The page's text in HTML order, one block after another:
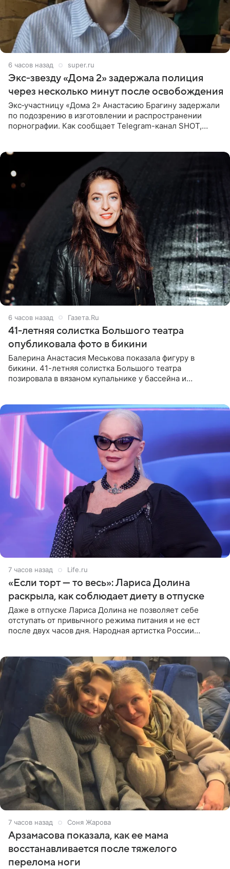
6 часов назад super.ru
Экс‑звезду «Дома 2» задержала полиция
через несколько минут после освобождения
Экс‑участницу «Дома 2» Анастасию Брагину задержали
по подозрению в изготовлении и распространении
порнографии. Как сообщает Telegram-канал SHOT,
6 часов назад Газета.Ru
41-летняя солистка Большого театра
опубликовала фото в бикини
Балерина Анастасия Меськова показала фигуру в
бикини. 41-летняя солистка Большого театра
позировала в вязаном купальнике у бассейна и
7 часов назад Life.ru
«Если торт — то весь»: Лариса Долина
раскрыла, как соблюдает диету в отпуске
Даже в отпуске Лариса Долина не позволяет себе
отступать от привычного режима питания и не ест
после двух часов дня. Народная артистка России
7 часов назад Соня Жарова
Арзамасова показала, как ее мама
восстанавливается после тяжелого
перелома ноги